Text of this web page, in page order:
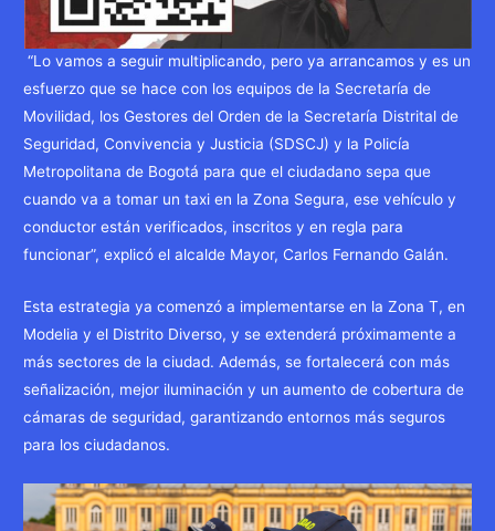
“Lo vamos a seguir multiplicando, pero ya arrancamos y es un
esfuerzo que se hace con los equipos de la Secretaría de
Movilidad, los Gestores del Orden de la Secretaría Distrital de
Seguridad, Convivencia y Justicia (SDSCJ) y la Policía
Metropolitana de Bogotá para que el ciudadano sepa que
cuando va a tomar un taxi en la Zona Segura, ese vehículo y
conductor están verificados, inscritos y en regla para
funcionar”, explicó el alcalde Mayor, Carlos Fernando Galán.
Esta estrategia ya comenzó a implementarse en la Zona T, en
Modelia y el Distrito Diverso, y se extenderá próximamente a
más sectores de la ciudad. Además, se fortalecerá con más
señalización, mejor iluminación y un aumento de cobertura de
cámaras de seguridad, garantizando entornos más seguros
para los ciudadanos.